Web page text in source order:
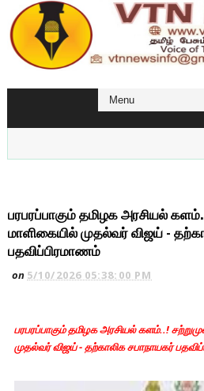
பரபரப்பாகும் தமிழக அரசியல்
மாளிகையில் முதல்வர் விஜய் -
பதவிப்பிரமாணம்
on 5/10/2026 05:38:00 PM
பரபரப்பாகும் தமிழக அரசியல் களம்..!
முதல்வர் விஜய் - தற்காலிக சபாநாயகர்